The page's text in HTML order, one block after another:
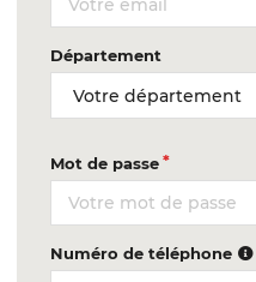
Département
Mot de passe
Numéro de téléphone